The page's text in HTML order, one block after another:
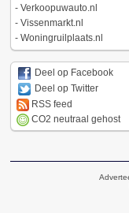
- Verkoopuwauto.nl
- Vissenmarkt.nl
- Woningruilplaats.nl
Deel op Facebook
Deel op Twitter
RSS feed
CO2 neutraal gehost